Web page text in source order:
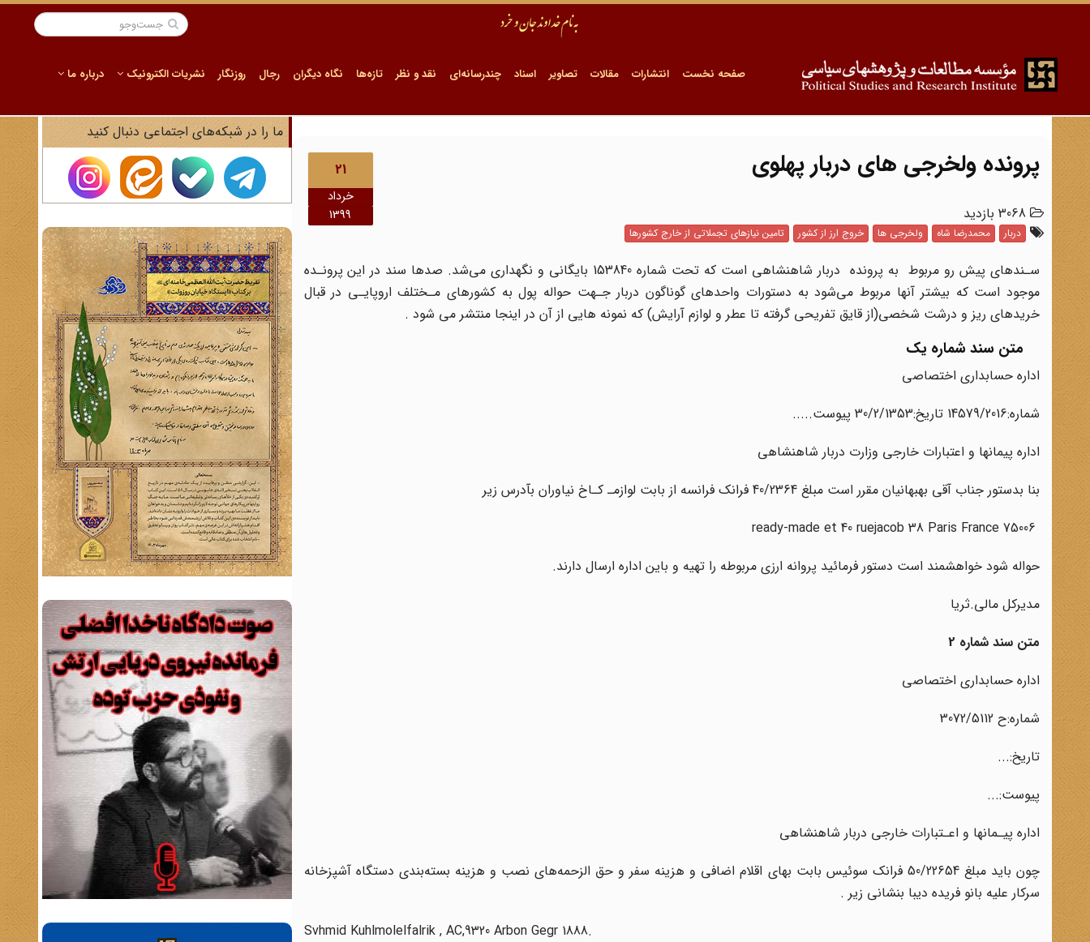
صفحه نخست انتشارات مقالات تصاویر اسناد چندرسانه‌ای نقد و نظر تازه‌ها نگاه دیگران رجال روزنگار نشریات الکترونیک درباره ما
21
خرداد
1399
پرونده ولخرجی های دربار پهلوی
دربار محمدرضا شاه ولخرجی ها خروج ارز از کشور تامین نیازهای تجملاتی از خارج کشورها
سـندهای پیش رو مربوط به پرونده دربار شاهنشاهی است که تحت شماره 153840 بایگانی و نگهداری می‌شد‌. صدها سند در این پرونـده
موجود است‌ که بیشتر آنها مربوط می‌شود به‌ دستورات واحدهای گوناگون دربار‌ جـهت‌ حواله پول به‌ کشورهای مـختلف اروپایـی در قبال
خریدهای ریز و درشت شخصی(از قایق تفریحی گرفته‌ تا عطر و لوازم آرایش) که نمونه هایی از آن در اینجا منتشر می شود .
متن سند شماره یک
اداره حسابداری اختصاصی
شماره‌:14579‌/2016 تاریخ:30/2/1353 پیوست.....
اداره پیمانها و اعتبارات خارجی وزارت دربار شاهنشاهی
بنا بدستور جناب آقی بهبهانیان مقرر است مبلغ 40/2364 فرانک فرانسه از بابت لوازمـ‌ کـاخ نیاوران‌ بآدرس‌ زیر
حواله شود خواهشمند است دستور فرمائید پروانه ارزی مربوطه را تهیه و باین اداره ارسال‌ دارند.
مدیرکل مالی.ثریا
متن سند شماره 2
اداره حسابداری اختصاصی‌
شماره‌:ح 3072‌/5112
تاریخ:...
پیوست:...
اداره پیـمانها و اعـتبارات خارجی دربار شاهنشاهی
چون باید مبلغ 50/22654 فرانک سوئیس بابت بهای اقلام اضافی و هزینه‌ سفر‌ و حق‌ الزحمه‌های نصب و هزینه بسته‌بندی دستگاه آشپزخانه
سرکار علیه‌ بانو‌ فریده دیبا بنشانی‌ زیر .
Svhmid Kuhlmolelfalrik , AC,9320 Arbon Gegr 1888.
ما را در شبکه‌های اجتماعی دنبال کنید